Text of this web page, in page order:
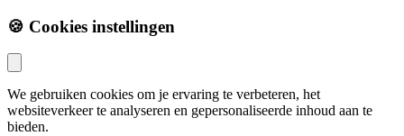
🍪 Cookies instellingen
We gebruiken cookies om je ervaring te verbeteren, het
websiteverkeer te analyseren en gepersonaliseerde inhoud aan te
bieden.